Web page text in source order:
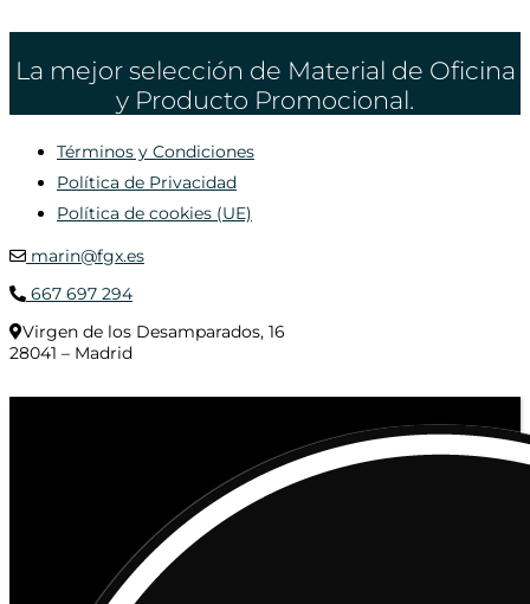
La mejor selección de Material de Oficina
y Producto Promocional.
Términos y Condiciones
Política de Privacidad
Política de cookies (UE)
marin@fgx.es
667 697 294
Virgen de los Desamparados, 16
28041 – Madrid